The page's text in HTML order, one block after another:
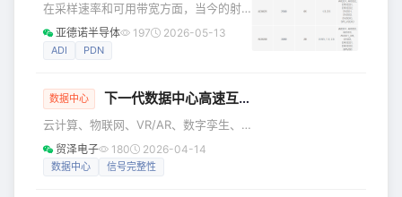
业自动化的底层技术逻辑，自然也包括
作为自动化系统神经中枢的控制柜，进
而对高性能、高可靠性的柜内互连，也
动化柜内互连方案面临着
在采样速率和可用带宽方面，当今的射
频模数转换器(RF ADC)已有长足的发
展，其中还纳入了大量数字处理功能，
源域？ 为了解电源域和电源的增长情
期ADC采样速度很慢，大约在数十MHz
内，而数字内容很少，几乎不存在。电
路的数字部分主要涉及如何将数据传输
亚德诺半导体 197 2026-05-13
ADI PDN
数据中心 下一代数据中心高速互连，谁是背后的技术推手？
云计算、物联网、VR/AR、数字孪生、
人工智能（AI）……这些让科技圈热血沸
腾的技术背后，都有一个共同的底层逻
贸泽电子 180 2026-04-14
数据中心 信号完整性